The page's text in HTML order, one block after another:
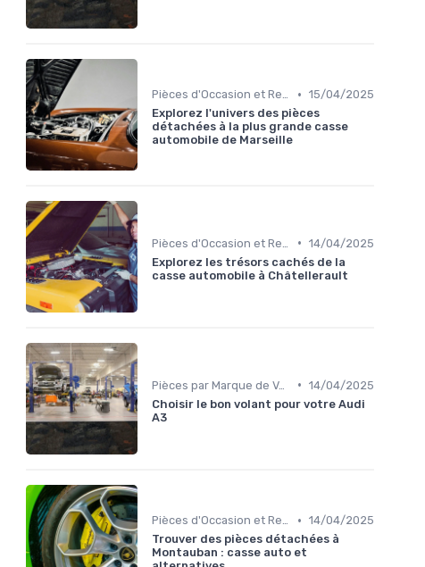
Pièces d'Occasion et Reconditionnées • 15/04/2025
Explorez l'univers des pièces
détachées à la plus grande casse
automobile de Marseille
• 14/04/2025
Explorez les trésors cachés de la
casse automobile à Châtellerault
Pièces par Marque de Voiture • 14/04/2025
Choisir le bon volant pour votre Audi
A3
Pièces d'Occasion et Reconditionnées • 14/04/2025
Trouver des pièces détachées à
Montauban : casse auto et